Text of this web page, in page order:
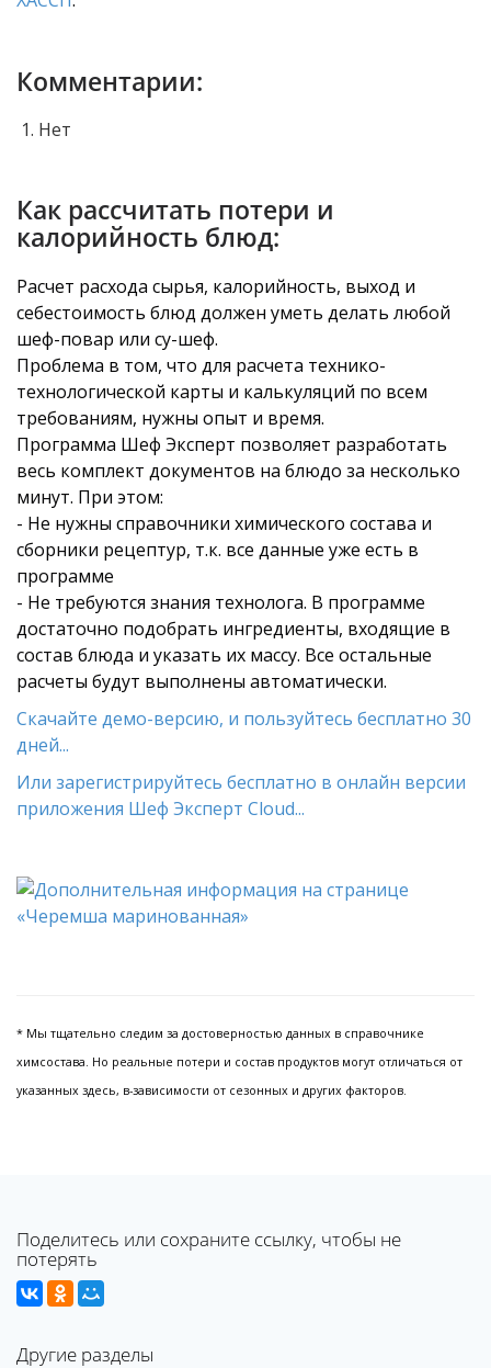
Комментарии:
Нет
Как рассчитать потери и
калорийность блюд:
Расчет расхода сырья, калорийность, выход и
себестоимость блюд должен уметь делать любой
шеф-повар или су-шеф.
Проблема в том, что для расчета технико-
технологической карты и калькуляций по всем
требованиям, нужны опыт и время.
Программа Шеф Эксперт позволяет разработать
весь комплект документов на блюдо за несколько
минут. При этом:
- Не нужны справочники химического состава и
сборники рецептур, т.к. все данные уже есть в
программе
- Не требуются знания технолога. В программе
достаточно подобрать ингредиенты, входящие в
состав блюда и указать их массу. Все остальные
расчеты будут выполнены автоматически.
Скачайте демо-версию, и пользуйтесь бесплатно 30
дней...
Или зарегистрируйтесь бесплатно в онлайн версии
приложения Шеф Эксперт Cloud...
* Мы тщательно следим за достоверностью данных в справочнике
химсостава. Но реальные потери и состав продуктов могут отличаться от
указанных здесь, в-зависимости от сезонных и других факторов.
Поделитесь или сохраните ссылку, чтобы не
потерять
Другие разделы